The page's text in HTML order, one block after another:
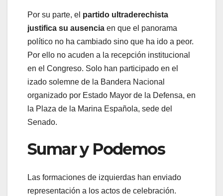
Por su parte, el partido ultraderechista
justifica su ausencia en que el panorama
político no ha cambiado sino que ha ido a peor.
Por ello no acuden a la recepción institucional
en el Congreso. Solo han participado en el
izado solemne de la Bandera Nacional
organizado por Estado Mayor de la Defensa, en
la Plaza de la Marina Española, sede del
Senado.
Sumar y Podemos
Las formaciones de izquierdas han enviado
representación a los actos de celebración.